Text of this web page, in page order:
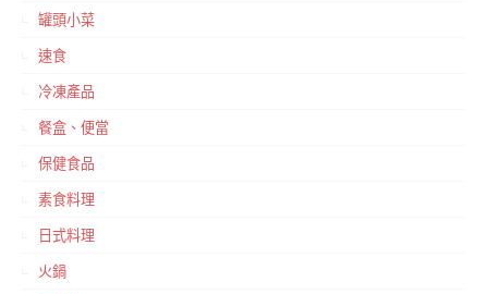
罐頭小菜
速食
冷凍產品
餐盒、便當
保健食品
素食料理
日式料理
火鍋